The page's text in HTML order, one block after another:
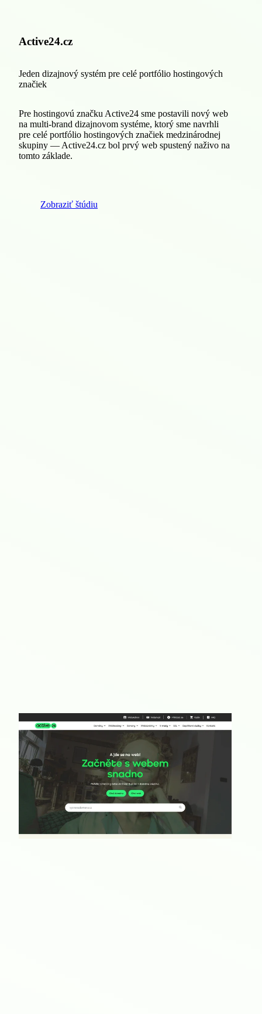
Active24.cz
Jeden dizajnový systém pre celé portfólio hostingových
značiek
Pre hostingovú značku Active24 sme postavili nový web
na multi-brand dizajnovom systéme, ktorý sme navrhli
pre celé portfólio hostingových značiek medzinárodnej
skupiny — Active24.cz bol prvý web spustený naživo na
tomto základe.
Zobraziť štúdiu